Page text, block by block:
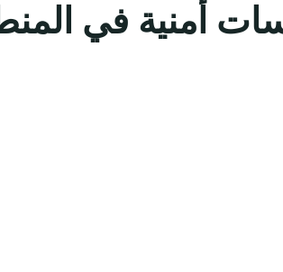
أمنية في